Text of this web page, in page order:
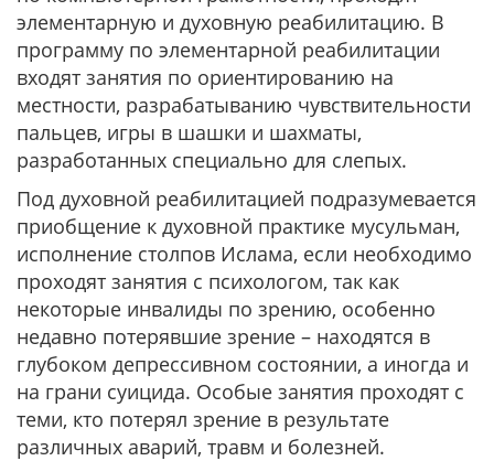
элементарную и духовную реабилитацию. В
программу по элементарной реабилитации
входят занятия по ориентированию на
местности, разрабатыванию чувствительности
пальцев, игры в шашки и шахматы,
разработанных специально для слепых.
Под духовной реабилитацией подразумевается
приобщение к духовной практике мусульман,
исполнение столпов Ислама, если необходимо
проходят занятия с психологом, так как
некоторые инвалиды по зрению, особенно
недавно потерявшие зрение – находятся в
глубоком депрессивном состоянии, а иногда и
на грани суицида. Особые занятия проходят с
теми, кто потерял зрение в результате
различных аварий, травм и болезней.